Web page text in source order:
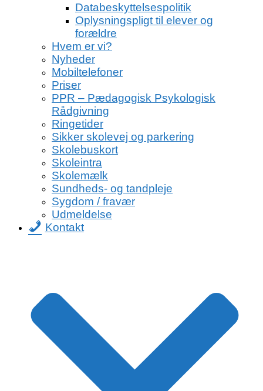
Databeskyttelsespolitik
Oplysningspligt til elever og
forældre
Hvem er vi?
Nyheder
Mobiltelefoner
Priser
PPR – Pædagogisk Psykologisk
Rådgivning
Ringetider
Sikker skolevej og parkering
Skolebuskort
Skoleintra
Skolemælk
Sundheds- og tandpleje
Sygdom / fravær
Udmeldelse
Kontakt